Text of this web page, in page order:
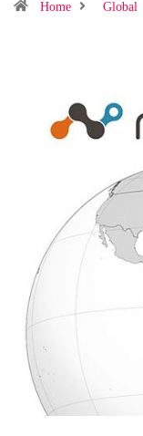
Home Global